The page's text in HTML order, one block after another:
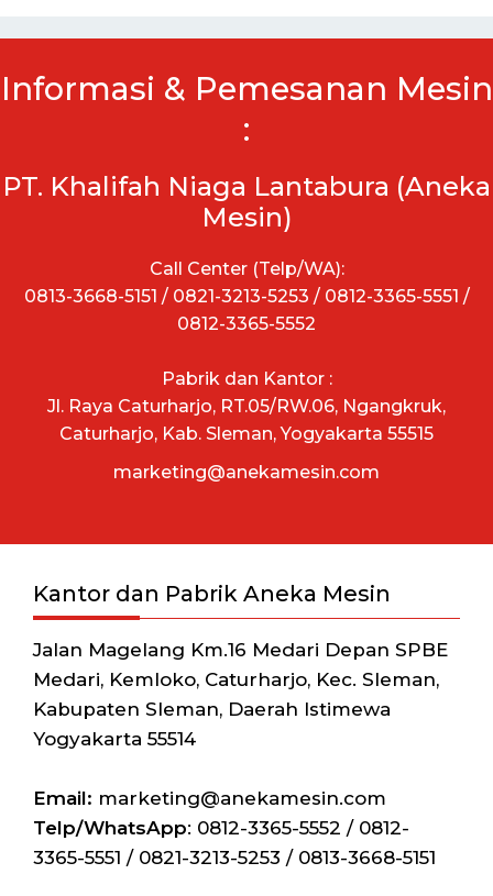
Informasi & Pemesanan Mesin
:
PT. Khalifah Niaga Lantabura (Aneka
Mesin)
Call Center (Telp/WA):
0813-3668-5151 / 0821-3213-5253 / 0812-3365-5551 /
0812-3365-5552
Pabrik dan Kantor :
Jl. Raya Caturharjo, RT.05/RW.06, Ngangkruk,
Caturharjo, Kab. Sleman, Yogyakarta 55515
marketing@anekamesin.com
Kantor dan Pabrik Aneka Mesin
Jalan Magelang Km.16 Medari Depan SPBE
Medari, Kemloko, Caturharjo, Kec. Sleman,
Kabupaten Sleman, Daerah Istimewa
Yogyakarta 55514
Email: marketing@anekamesin.com
Telp/WhatsApp: 0812-3365-5552 / 0812-
3365-5551 / 0821-3213-5253 / 0813-3668-5151